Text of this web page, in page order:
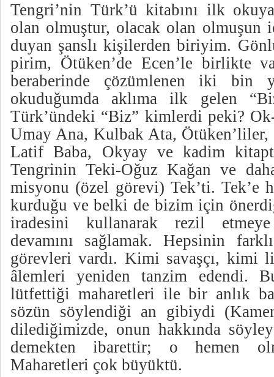
Tengri’nin Türk’ü kitabını ilk
olan olmuştur, olacak olan olmuşun
duyan şanslı kişilerden biriyim.
pirim, Ötüken’de Ecen’le birlikte
beraberinde çözümlenen iki bin
okuduğumda aklıma ilk gelen
Türk’ündeki “Biz” kimlerdi peki?
Umay Ana, Kulbak Ata,
Latif Baba, Okyay ve kadim
Tengrinin Teki-Oğuz Kağan ve
misyonu (özel görevi) Tek’ti. Tek’e
kurduğu ve belki de bizim için
iradesini kullanarak rezil etmeye
devamını sağlamak. Hepsinin
görevleri vardı. Kimi savaşçı, kimi
âlemleri yeniden tanzim edendi.
lütfettiği maharetleri ile bir anlık
sözün söylendiği an gibiydi
dilediğimizde, onun hakkında
demekten ibarettir; o hemen
Maharetleri çok büyüktü.